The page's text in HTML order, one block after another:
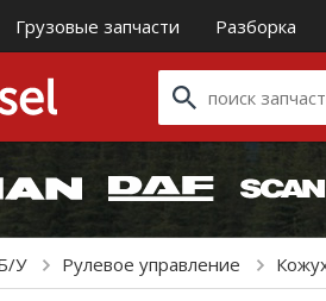
Грузовые запчасти Разборка
У Рулевое управление